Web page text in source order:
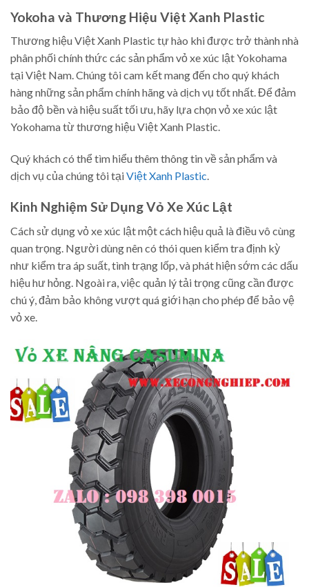
Yokoha và Thương Hiệu Việt Xanh Plastic
Thương hiệu Việt Xanh Plastic tự hào khi được trở thành nhà
phân phối chính thức các sản phẩm vỏ xe xúc lật Yokohama
tại Việt Nam. Chúng tôi cam kết mang đến cho quý khách
hàng những sản phẩm chính hãng và dịch vụ tốt nhất. Để đảm
bảo độ bền và hiệu suất tối ưu, hãy lựa chọn vỏ xe xúc lật
Yokohama từ thương hiệu Việt Xanh Plastic.
Quý khách có thể tìm hiểu thêm thông tin về sản phẩm và
dịch vụ của chúng tôi tạiViệt Xanh Plastic.
Kinh Nghiệm Sử Dụng Vỏ Xe Xúc Lật
Cách sử dụng vỏ xe xúc lật một cách hiệu quả là điều vô cùng
quan trọng. Người dùng nên có thói quen kiểm tra định kỳ
như kiểm tra áp suất, tình trạng lốp, và phát hiện sớm các dấu
hiệu hư hỏng. Ngoài ra, việc quản lý tải trọng cũng cần được
chú ý, đảm bảo không vượt quá giới hạn cho phép để bảo vệ
vỏ xe.